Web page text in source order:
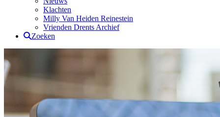
Klachten
Milly Van Heiden Reinestein
Vrienden Drents Archief
Zoeken
Drents Archief